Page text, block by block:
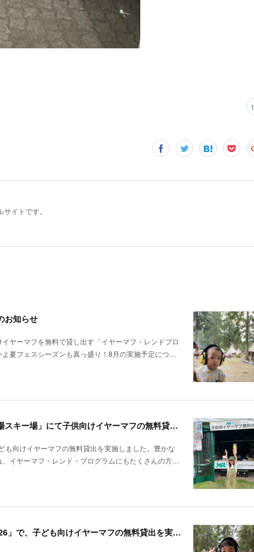
イトです。
お知らせ
ヤーマフを無料で貸し出す「イヤーマフ・レンドプロ
夏フェスシーズンも真っ盛り！8月の実施予定につ…
FUJIROCK FESTIVAL'26「7/24（金）～7/26（日）湯沢町苗場スキー場」にて子供向けイヤーマフの無料貸出しを行いました！
向けイヤーマフの無料貸出を実施しました。豊かな
イヤーマフ・レンド・プログラムにもたくさんの方…
7月11日（土）・12日（日）に開催された「HAPPY FARM 2026」で、子ども向けイヤーマフの無料貸出を実施しました。